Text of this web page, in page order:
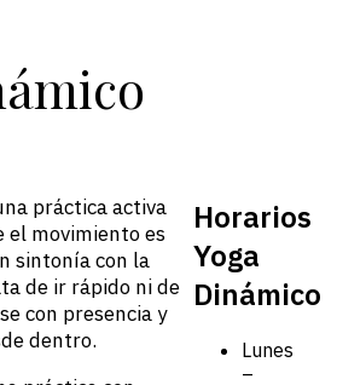
ámico
práctica activa
el movimiento es
sintonía con la
de ir rápido ni de
con presencia y
dentro.
Horarios
Yoga
Dinámico
Lunes
–